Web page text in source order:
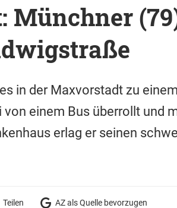
Münchner
in der Maxvorstadt zu
einem Bus überrollt und
erlag er seinen
Teilen AZ als Quelle bevorzugen